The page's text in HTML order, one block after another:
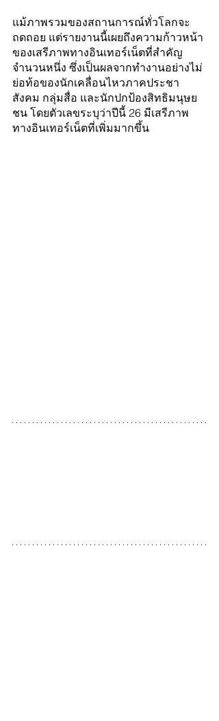
แม้ภาพรวมของสถานการณ์ทั่วโลกจะ
ถดถอย แต่รายงานนี้เผยถึงความก้าวหน้า
ของเสรีภาพทางอินเทอร์เน็ตที่สำคัญ
จำนวนหนึ่ง ซึ่งเป็นผลจากทำงานอย่างไม่
ย่อท้อของนักเคลื่อนไหวภาคประชา
สังคม กลุ่มสื่อ และนักปกป้องสิทธิมนุษย
ชน โดยตัวเลขระบุว่าปีนี้ 26 มีเสรีภาพ
ทางอินเทอร์เน็ตที่เพิ่มมากขึ้น